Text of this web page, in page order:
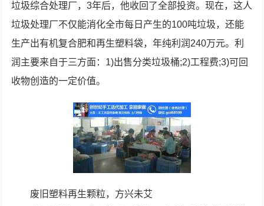
垃圾综合处理厂，3年后，他收回了全部投资。现在，这人
垃圾处理厂不仅能消化全市每日产生的100吨垃圾，还能
生产出有机复合肥和再生塑料袋，年纯利润240万元。利
润主要来自于三方面：1)出售分类垃圾桶;2)工程费;3)可回
收物创造的一定价值。
废旧塑料再生颗粒，方兴未艾